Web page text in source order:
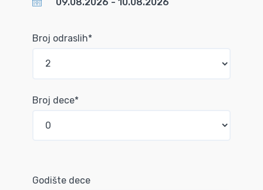
Broj odraslih*
Broj dece*
Godište dece